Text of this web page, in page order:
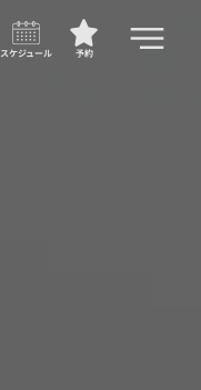
予約
スケジュール